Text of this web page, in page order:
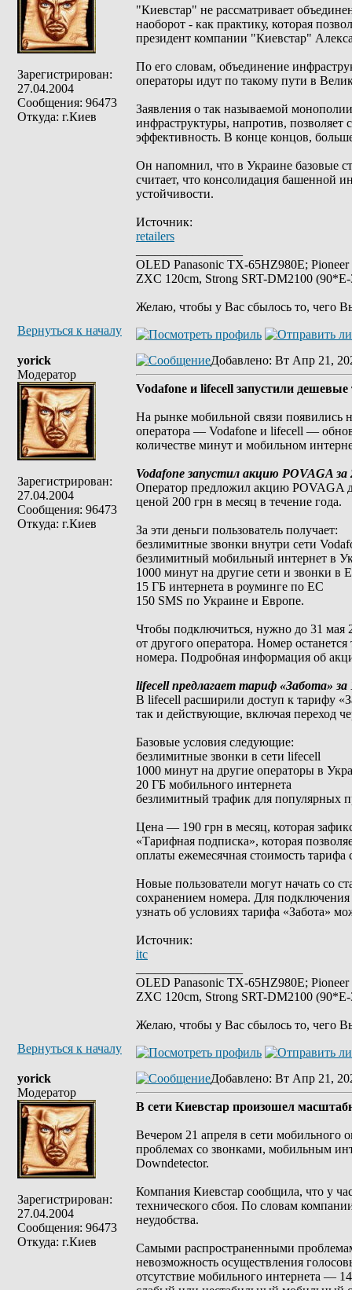
Зарегистрирован:
27.04.2004
Сообщения: 96473
Откуда: г.Киев
"Киевстар" не рассматривает
наоборот - как практику, которая
президент компании "Киевстар"
По его словам, объединение
операторы идут по такому пути в
Заявления о так называемой
инфраструктуры, напротив, позволяет
эффективность. В конце концов,
Он напомнил, что в Украине базовые
считает, что консолидация башенной
устойчивости.
Источник:
retailers
OLED Panasonic TX-65HZ980E;
ZXC 120cm, Strong SRT-DM2100
Желаю, чтобы у Вас сбылось то, чего
Вернуться к началу
yorick
Модератор
Зарегистрирован:
27.04.2004
Сообщения: 96473
Откуда: г.Киев
Добавлено: Вт Апр 21,
Vodafone и lifecell запустили
На рынке мобильной связи появились
оператора — Vodafone и lifecell —
количестве минут и мобильном
Vodafone запустил акцию POVAGA за
Оператор предложил акцию POVAGA
ценой 200 грн в месяц в течение года.
За эти деньги пользователь получает:
безлимитные звонки внутри сети
безлимитный мобильный интернет в
1000 минут на другие сети и звонки в
15 ГБ интернета в роуминге по ЕС
150 SMS по Украине и Европе.
Чтобы подключиться, нужно до 31 мая
от другого оператора. Номер
номера. Подробная информация об
lifecell предлагает тариф «Забота» за
В lifecell расширили доступ к тарифу
так и действующие, включая переход
Базовые условия следующие:
безлимитные звонки в сети lifecell
1000 минут на другие операторы в
20 ГБ мобильного интернета
безлимитный трафик для популярных
Цена — 190 грн в месяц, которая
«Тарифная подписка», которая
оплаты ежемесячная стоимость
Новые пользователи могут начать со
сохранением номера. Для
узнать об условиях тарифа «Забота»
Источник:
itc
OLED Panasonic TX-65HZ980E;
ZXC 120cm, Strong SRT-DM2100
Желаю, чтобы у Вас сбылось то, чего
Вернуться к началу
yorick
Модератор
Зарегистрирован:
27.04.2004
Сообщения: 96473
Откуда: г.Киев
Добавлено: Вт Апр 21,
В сети Киевстар произошел
Вечером 21 апреля в сети мобильного
проблемах со звонками, мобильным
Downdetector.
Компания Киевстар сообщила, что у
технического сбоя. По словам
неудобства.
Самыми распространенными
невозможность осуществления
отсутствие мобильного интернета —